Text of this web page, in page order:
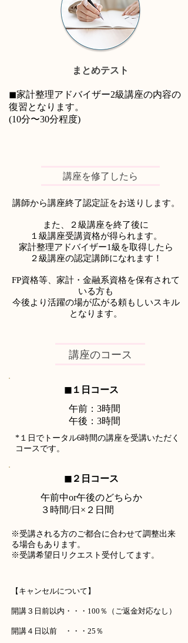
まとめテスト
◼家計整理アドバイザー2級講座の内容の
復習となります。
(10分〜30分程度)
講座を修了したら
講師から講座終了認定証をお送りします。
また、２級講座を終了後に
１級講座受講資格が得られます。
家計整理アドバイザー1級を取得したら
２級講座の認定講師になれます！
FP資格等、家計・金融系資格を保有されて
いる方も
今後より活躍の場が広がる頼もしいスキル
となります。
講座のコース
◼︎１日コース
午前：3時間
午後：3時間
*１日でトータル6時間の講座を受講いただく
コースです。
◼︎２日コース
午前中or午後のどちらか
３時間/日×２日間
※受講される方のご都合に合わせて調整出来
る場合もあります。
※受講希望日リクエスト受付してます。
【キャンセルについて】
開講３日前以内・・・100％（ご返金対応なし）
開講４日以前 ・・・25％